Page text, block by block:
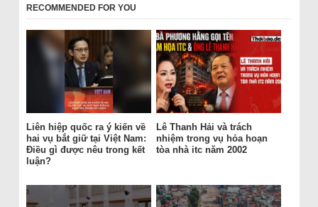
RECOMMENDED FOR YOU
Liên hiệp quốc ra ý kiến về
hai vụ bắt giữ tại Việt Nam:
Điều gì được nêu trong kết
luận?
Lê Thanh Hải và trách
nhiệm trong vụ hỏa hoạn
tòa nhà itc năm 2002